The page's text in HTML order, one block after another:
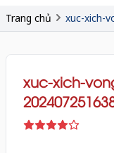
Trang chủ
xuc-xich-